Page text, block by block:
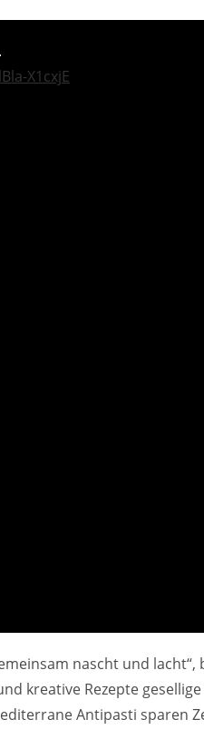
X1cxjE
nascht und
kreative Rezepte
Antipasti sparen